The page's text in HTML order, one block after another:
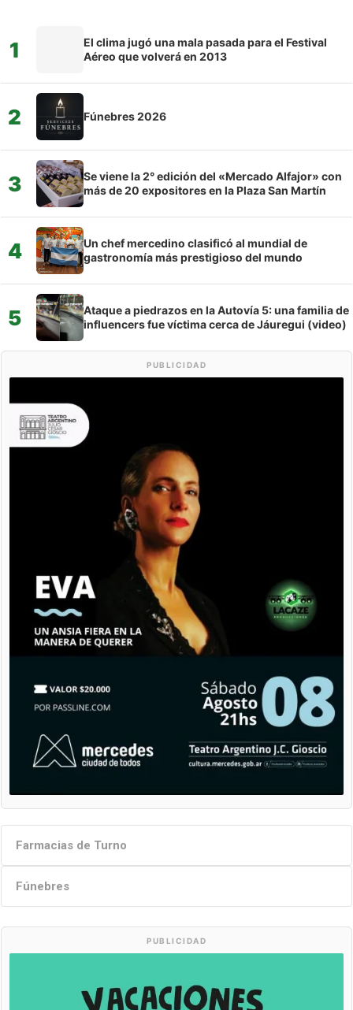
1
El clima jugó una mala pasada para el Festival
Aéreo que volverá en 2013
2 Fúnebres 2026
3
Se viene la 2° edición del «Mercado Alfajor» con
más de 20 expositores en la Plaza San Martín
4
Un chef mercedino clasificó al mundial de
gastronomía más prestigioso del mundo
5
Ataque a piedrazos en la Autovía 5: una familia de
influencers fue víctima cerca de Jáuregui (video)
PUBLICIDAD
Farmacias de Turno
Fúnebres
PUBLICIDAD